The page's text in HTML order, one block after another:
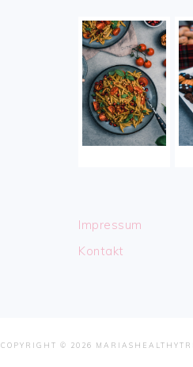
Impressum
Kontakt
COPYRIGHT © 2026